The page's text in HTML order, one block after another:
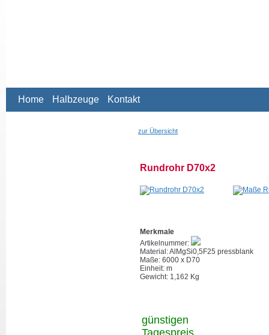
Home Halbzeuge Kontakt
zur Übersicht
Rundrohr D70x2
Merkmale
Artikelnummer:
Material: AlMgSi0,5F25 pressblank
Maße: 6000 x D70
Einheit: m
Gewicht: 1,162 Kg
günstigen
Tagespreis